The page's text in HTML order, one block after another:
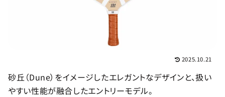
2025.10.21
砂丘（Dune）をイメージしたエレガントなデザインと、扱い
やすい性能が融合したエントリーモデル。